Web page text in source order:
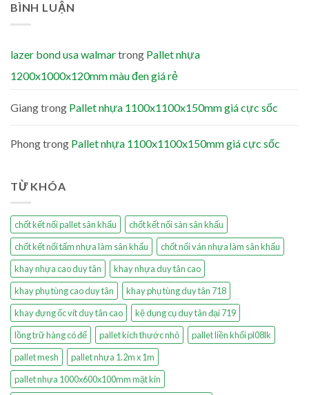
BÌNH LUẬN
lazer bond usa walmartrong Pallet nhựa
1200x1000x120mm màu đen giá rẻ
Giangtrong Pallet nhựa 1100x1100x150mm giá cực sốc
Phongtrong Pallet nhựa 1100x1100x150mm giá cực sốc
TỪ KHÓA
chốt kết nối pallet sân khấu
chốt kết nối sàn sân khấu
chốt kết nối tấm nhựa làm sân khấu
chốt nối ván nhựa làm sân khấu
khay nhựa cao duy tân
khay nhựa duy tân cao
khay phụ tùng cao duy tân
khay phụ tùng duy tân 718
khay đựng ốc vít duy tân cao
kệ dụng cụ duy tân đại 719
lồng trữ hàng có đế
pallet kích thước nhỏ
pallet liền khối pl08lk
pallet mesh
pallet nhựa 1.2m x 1m
pallet nhựa 1000x600x100mm mặt kín